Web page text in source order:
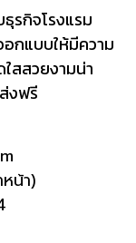
รกิจโรงแรม
กแบบให้มีความ
สสวยงามน่า
งฟรี
น้า)